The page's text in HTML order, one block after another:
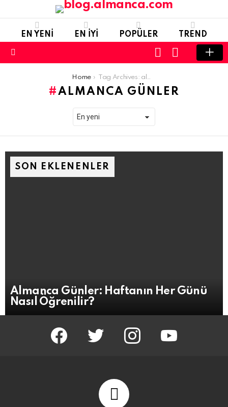
EN YENI EN IYI POPÜLER TREND
SWITCH
SKIN
LOGIN
Home Tag Archives: almanca günler
ALMANCA GÜNLER
SON EKLENENLER
Almanca Günler: Haftanın Her Günü
Nasıl Öğrenilir?
facebook twitter instagram youtube